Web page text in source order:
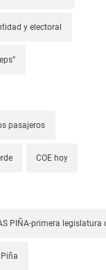
y electoral
pasajeros
COE hoy
PIÑA-primera legislatura